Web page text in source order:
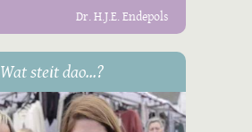
Dr. H.J.E. Endepols
Wat steit dao...?